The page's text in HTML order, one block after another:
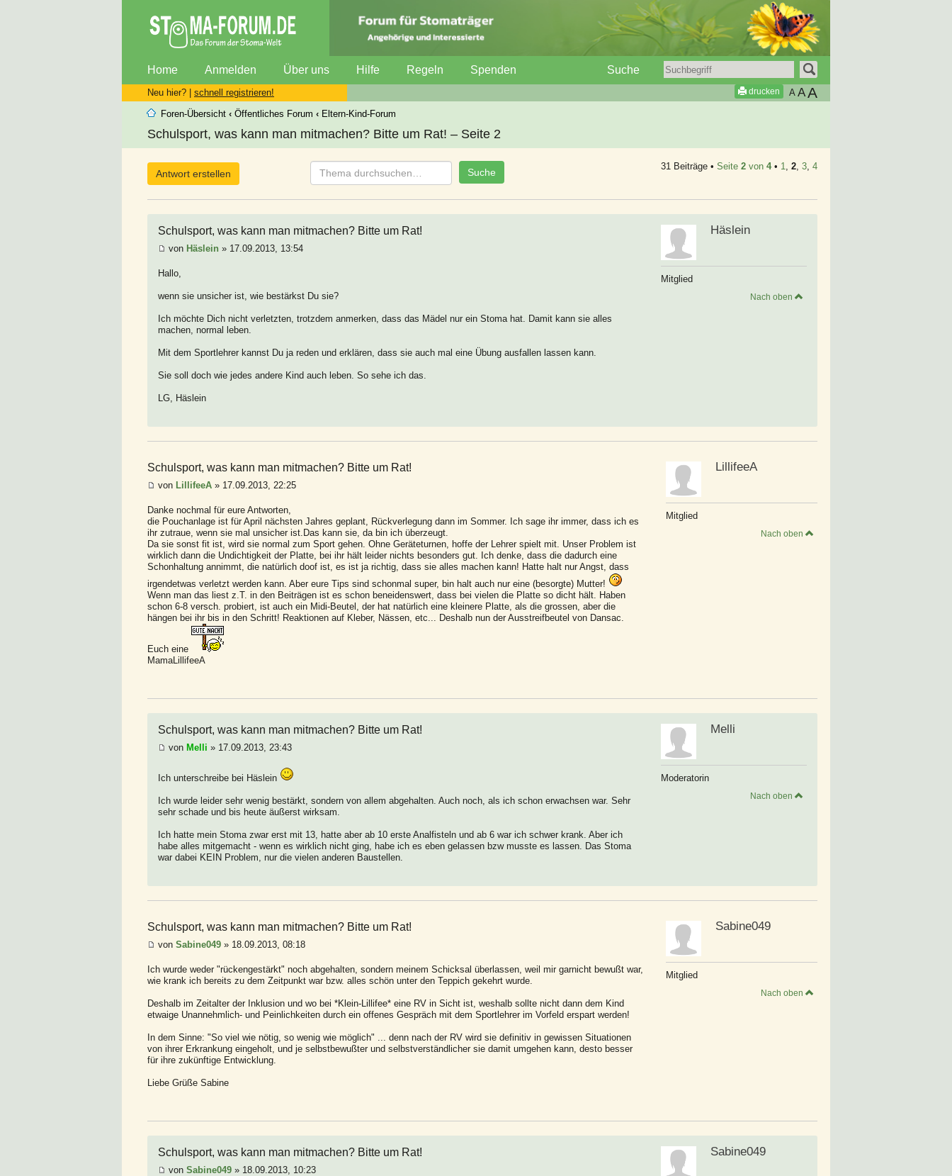
Home Anmelden Über uns Hilfe Regeln Spenden Suche
Neu hier? | schnell registrieren! drucken A AA
Foren-Übersicht ‹ Öffentliches Forum ‹ Eltern-Kind-Forum
Schulsport, was kann man mitmachen? Bitte um Rat! – Seite 2
Antwort erstellen
31 Beiträge • Seite 2 von 4• 1 2 3 4
Schulsport, was kann man mitmachen? Bitte um Rat!
von Häslein » 17.09.2013, 13:54
Hallo,
wenn sie unsicher ist, wie bestärkst Du sie?
Ich möchte Dich nicht verletzten, trotzdem anmerken, dass das Mädel nur ein Stoma hat. Damit kann sie alles
machen, normal leben.
Mit dem Sportlehrer kannst Du ja reden und erklären, dass sie auch mal eine Übung ausfallen lassen kann.
Sie soll doch wie jedes andere Kind auch leben. So sehe ich das.
LG, Häslein
Häslein
Mitglied
Nach oben
Schulsport, was kann man mitmachen? Bitte um Rat!
von LillifeeA » 17.09.2013, 22:25
Danke nochmal für eure Antworten,
die Pouchanlage ist für April nächsten Jahres geplant, Rückverlegung dann im Sommer. Ich sage ihr immer, dass ich es
ihr zutraue, wenn sie mal unsicher ist.Das kann sie, da bin ich überzeugt.
Da sie sonst fit ist, wird sie normal zum Sport gehen. Ohne Geräteturnen, hoffe der Lehrer spielt mit. Unser Problem ist
wirklich dann die Undichtigkeit der Platte, bei ihr hält leider nichts besonders gut. Ich denke, dass die dadurch eine
Schonhaltung annimmt, die natürlich doof ist, es ist ja richtig, dass sie alles machen kann! Hatte halt nur Angst, dass
irgendetwas verletzt werden kann. Aber eure Tips sind schonmal super, bin halt auch nur eine (besorgte) Mutter!
Wenn man das liest z.T. in den Beiträgen ist es schon beneidenswert, dass bei vielen die Platte so dicht hält. Haben
schon 6-8 versch. probiert, ist auch ein Midi-Beutel, der hat natürlich eine kleinere Platte, als die grossen, aber die
hängen bei ihr bis in den Schritt! Reaktionen auf Kleber, Nässen, etc... Deshalb nun der Ausstreifbeutel von Dansac.
Euch eine
MamaLillifeeA
LillifeeA
Mitglied
Nach oben
Schulsport, was kann man mitmachen? Bitte um Rat!
von Melli » 17.09.2013, 23:43
Ich unterschreibe bei Häslein
Ich wurde leider sehr wenig bestärkt, sondern von allem abgehalten. Auch noch, als ich schon erwachsen war. Sehr
sehr schade und bis heute äußerst wirksam.
Ich hatte mein Stoma zwar erst mit 13, hatte aber ab 10 erste Analfisteln und ab 6 war ich schwer krank. Aber ich
habe alles mitgemacht - wenn es wirklich nicht ging, habe ich es eben gelassen bzw musste es lassen. Das Stoma
war dabei KEIN Problem, nur die vielen anderen Baustellen.
Melli
Moderatorin
Nach oben
Schulsport, was kann man mitmachen? Bitte um Rat!
von Sabine049 » 18.09.2013, 08:18
Ich wurde weder "rückengestärkt" noch abgehalten, sondern meinem Schicksal überlassen, weil mir garnicht bewußt war,
wie krank ich bereits zu dem Zeitpunkt war bzw. alles schön unter den Teppich gekehrt wurde.
Deshalb im Zeitalter der Inklusion und wo bei *Klein-Lillifee* eine RV in Sicht ist, weshalb sollte nicht dann dem Kind
etwaige Unannehmlich- und Peinlichkeiten durch ein offenes Gespräch mit dem Sportlehrer im Vorfeld erspart werden!
In dem Sinne: "So viel wie nötig, so wenig wie möglich" ... denn nach der RV wird sie definitiv in gewissen Situationen
von ihrer Erkrankung eingeholt, und je selbstbewußter und selbstverständlicher sie damit umgehen kann, desto besser
für ihre zukünftige Entwicklung.
Liebe Grüße Sabine
Sabine049
Mitglied
Nach oben
Schulsport, was kann man mitmachen? Bitte um Rat!
von Sabine049 » 18.09.2013, 10:23
Sabine049